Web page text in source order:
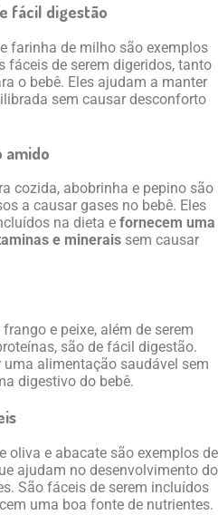
fácil digestão
farinha de milho são exemplos
fáceis de serem digeridos, tanto
o bebê. Eles ajudam a manter
sem causar desconforto
amido
cozida, abobrinha e pepino são
a causar gases no bebê. Eles
na dieta e fornecem uma
e minerais sem causar
e peixe, além de serem
são de fácil digestão.
alimentação saudável sem
digestivo do bebê.
oliva e abacate são exemplos de
ajudam no desenvolvimento do
São fáceis de serem incluídos
uma boa fonte de nutrientes.